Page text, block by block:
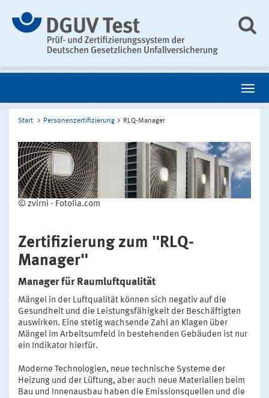
Start Personenzertifizierung RLQ-Manager
© zvirni - Fotolia.com
Zertifizierung zum "RLQ-
Manager"
Manager für Raumluftqualität
Mängel in der Luftqualität können sich negativ auf die
Gesundheit und die Leistungsfähigkeit der Beschäftigten
auswirken. Eine stetig wachsende Zahl an Klagen über
Mängel im Arbeitsumfeld in bestehenden Gebäuden ist nur
ein Indikator hierfür.
Moderne Technologien, neue technische Systeme der
Heizung und der Lüftung, aber auch neue Materialien beim
Bau und Innenausbau haben die Emissionsquellen und die